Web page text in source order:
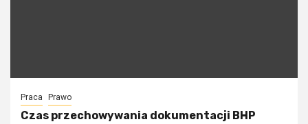
Praca Prawo
Czas przechowywania dokumentacji BHP